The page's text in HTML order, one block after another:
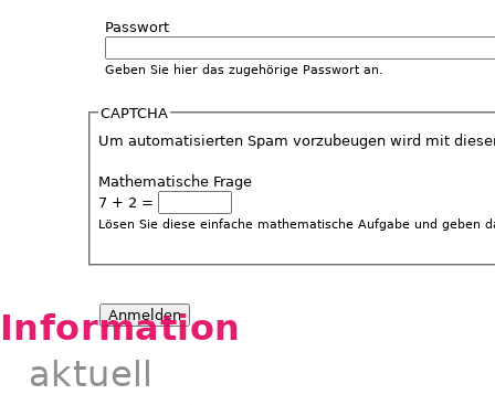
Passwort
Geben Sie hier das zugehörige Passwort an.
CAPTCHA
Um automatisierten Spam vorzubeugen wird mit
Mathematische Frage
7 + 2 =
Lösen Sie diese einfache mathematische Aufgabe und geben
Information
aktuell